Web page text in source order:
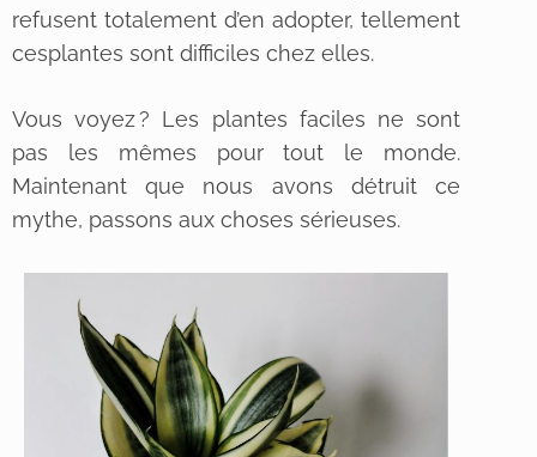
refusent totalement d’en adopter, tellement
cesplantes sont difficiles chez elles.
Vous voyez ? Les plantes faciles ne sont
pas les mêmes pour tout le monde.
Maintenant que nous avons détruit ce
mythe, passons aux choses sérieuses.